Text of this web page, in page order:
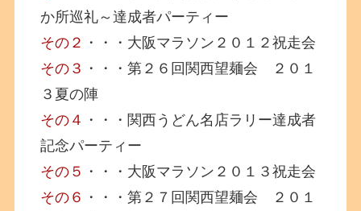
か所巡礼～達成者パーティー
その２ ・・・大阪マラソン２０１２祝走会
その３ ・・・第２６回関西望麺会 ２０１
３夏の陣
その４ ・・・関西うどん名店ラリー達成者
記念パーティー
その５ ・・・大阪マラソン２０１３祝走会
その６ ・・・第２７回関西望麺会 ２０１